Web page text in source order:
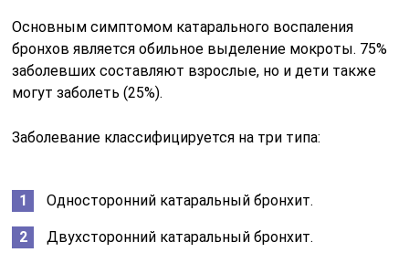
Основным симптомом катарального воспаления
бронхов является обильное выделение мокроты. 75%
заболевших составляют взрослые, но и дети также
могут заболеть (25%).
Заболевание классифицируется на три типа:
Односторонний катаральный бронхит.
Двухсторонний катаральный бронхит.